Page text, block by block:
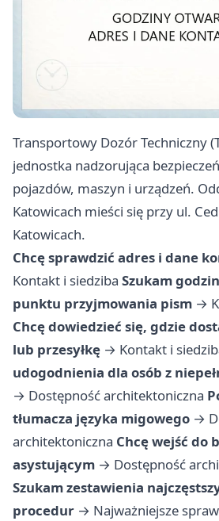
Transportowy Dozór Techniczny
jednostka nadzorująca
pojazdów, maszyn i urządzeń.
Katowicach mieści się przy ul.
Katowicach.
Chcę sprawdzić adres i dane
Kontakt i siedziba Szukam
punktu przyjmowania pism →
Chcę dowiedzieć się, gdzie
lub przesyłkę → Kontakt i
udogodnienia dla osób z
→ Dostępność architektoniczna
tłumacza języka migowego →
architektoniczna Chcę wejść do
asystującym → Dostępność
Szukam zestawienia
procedur → Najważniejsze